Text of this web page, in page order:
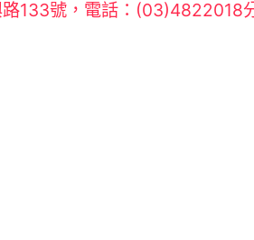
133號，電話：(03)4822018